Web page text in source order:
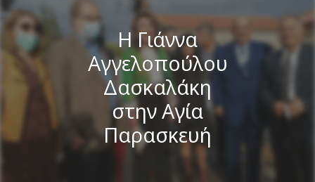
Η Γιάννα
Αγγελοπούλου
Δασκαλάκη
στην Αγία
Παρασκευή